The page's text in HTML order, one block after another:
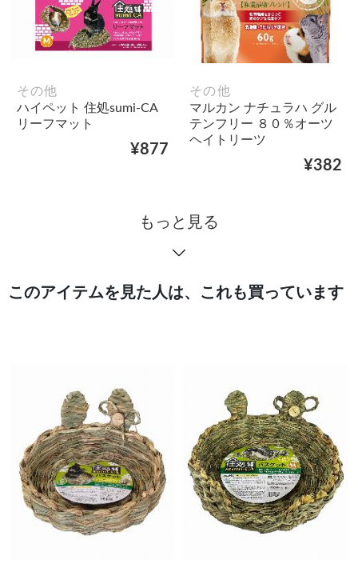
その他
ハイペット 住処sumi-CA
リーフマット
¥877
その他
マルカン ナチュラハ グル
テンフリー ８０％オーツ
ヘイトリーツ
¥382
もっと見る
このアイテムを見た人は、これも買っています